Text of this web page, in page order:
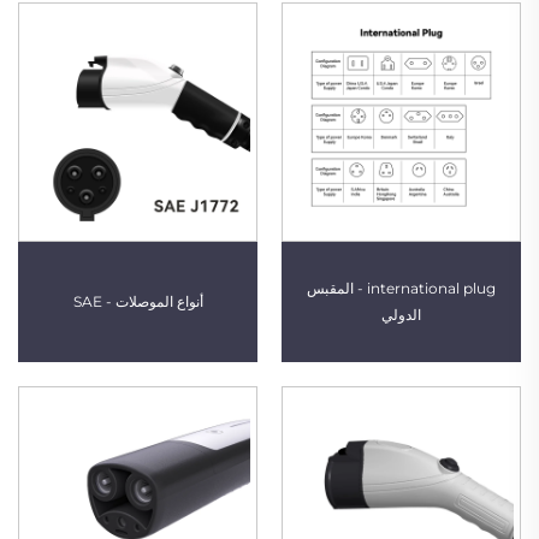
international plug - المقبس
الدولي
أنواع الموصلات - SAE